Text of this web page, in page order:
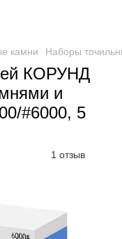
камни Наборы
КОРУНД
и
#6000, 5
1 отзыв